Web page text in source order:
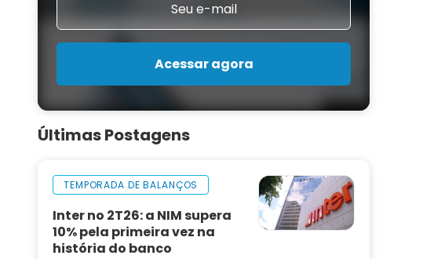
Acessar agora
Últimas Postagens
TEMPORADA DE BALANÇOS
Inter no 2T26: a NIM supera
10% pela primeira vez na
história do banco